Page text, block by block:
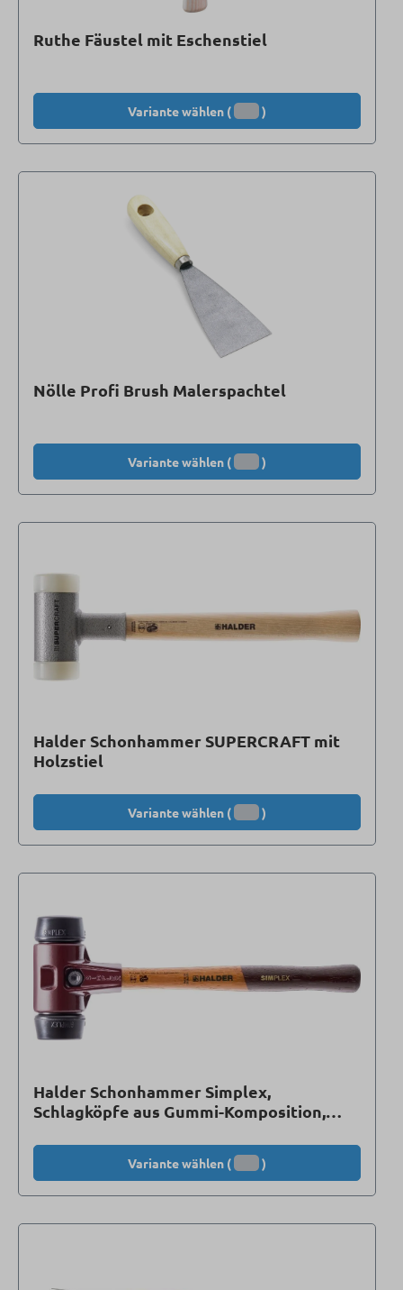
Ruthe Fäustel mit Eschenstiel
Variante wählen ( )
Nölle Profi Brush Malerspachtel
Variante wählen ( )
Halder Schonhammer SUPERCRAFT mit
Holzstiel
Variante wählen ( )
Halder Schonhammer Simplex,
Schlagköpfe aus Gummi-Komposition,
Variante wählen ( )